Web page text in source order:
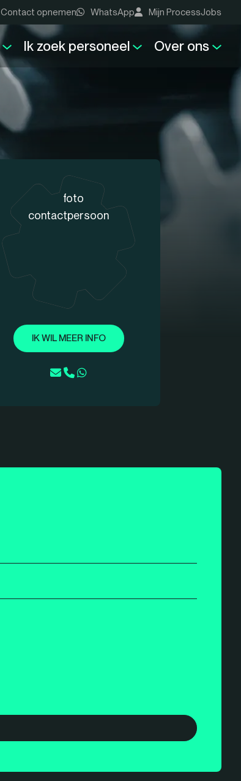
Contact opnemen WhatsApp Mijn ProcessJobs
Ik zoek personeel Over ons
IK WIL MEER INFO